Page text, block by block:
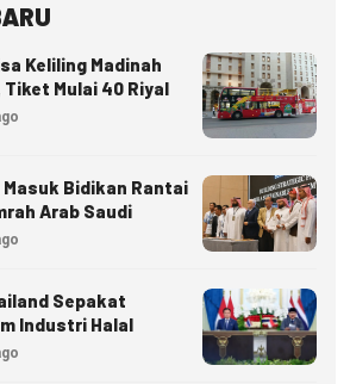
Keliling Madinah
Mulai 40 Riyal
Bidikan Rantai
Arab Saudi
Sepakat
Industri Halal